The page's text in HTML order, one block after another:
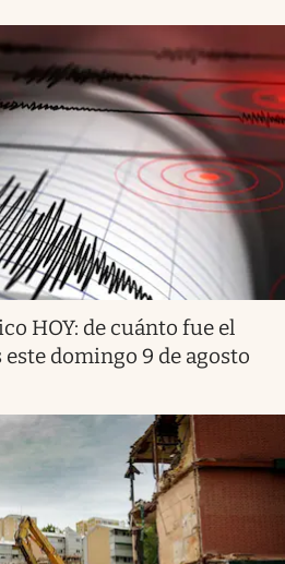
HOY: de cuánto fue el
domingo 9 de agosto